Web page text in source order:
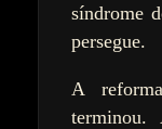
síndrome
persegue.
A
terminou.